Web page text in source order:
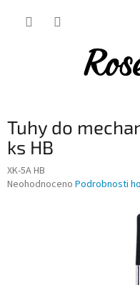
Tuhy do
ks HB
XK-5A HB
Průměrné
Neohodnoceno Podrobnosti